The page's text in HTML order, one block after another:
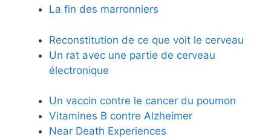
La fin des marronniers
Reconstitution de ce que voit le cerveau
Un rat avec une partie de cerveau
électronique
Un vaccin contre le cancer du poumon
Vitamines B contre Alzheimer
Near Death Experiences